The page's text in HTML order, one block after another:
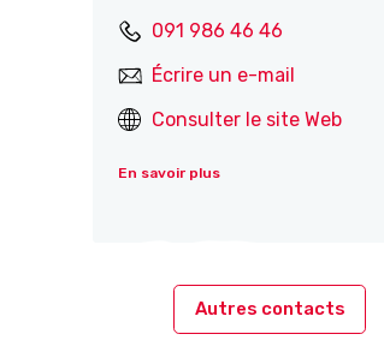
091 986 46 46
Écrire un e-mail
Consulter le site Web
En savoir plus
Autres contacts